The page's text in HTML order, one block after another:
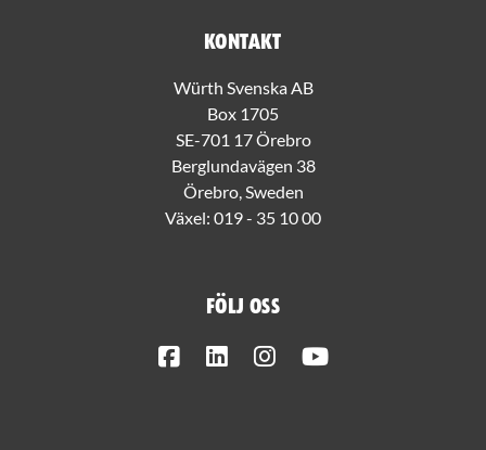
Kontakt
Würth Svenska AB
Box 1705
SE-701 17 Örebro
Berglundavägen 38
Örebro, Sweden
Växel: 019 - 35 10 00
Följ oss
FacebookLinkedInInstagram